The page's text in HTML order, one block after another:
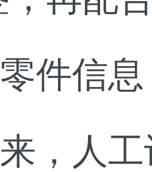
件信
，人